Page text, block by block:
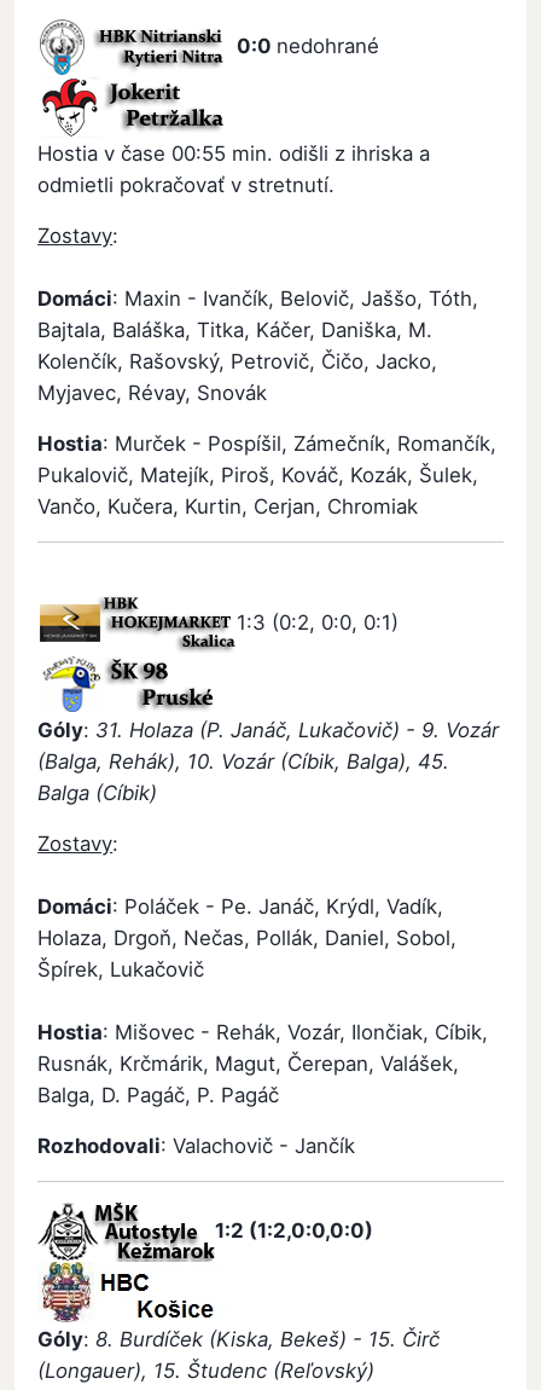
0:0 nedohrané
Hostia v čase 00:55 min. odišli z ihriska a
odmietli pokračovať v stretnutí.
Zostavy:
Domáci: Maxin - Ivančík, Belovič, Jaššo, Tóth,
Bajtala, Baláška, Titka, Káčer, Daniška, M.
Kolenčík, Rašovský, Petrovič, Čičo, Jacko,
Myjavec, Révay, Snovák
Hostia: Murček - Pospíšil, Zámečník, Romančík,
Pukalovič, Matejík, Piroš, Kováč, Kozák, Šulek,
Vančo, Kučera, Kurtin, Cerjan, Chromiak
1:3 (0:2, 0:0, 0:1)
Góly: 31. Holaza (P. Janáč, Lukačovič) - 9. Vozár
(Balga, Rehák), 10. Vozár (Cíbik, Balga), 45.
Balga (Cíbik)
Zostavy:
Domáci: Poláček - Pe. Janáč, Krýdl, Vadík,
Holaza, Drgoň, Nečas, Pollák, Daniel, Sobol,
Špírek, Lukačovič
Hostia: Mišovec - Rehák, Vozár, Ilončiak, Cíbik,
Rusnák, Krčmárik, Magut, Čerepan, Valášek,
Balga, D. Pagáč, P. Pagáč
Rozhodovali: Valachovič - Jančík
1:2 (1:2,0:0,0:0)
Góly:8. Burdíček (Kiska, Bekeš) - 15. Čirč
(Longauer), 15. Študenc (Reľovský)